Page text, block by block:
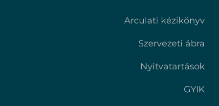
Arculati kézikönyv
Szervezeti ábra
Nyitvatartások
GYIK